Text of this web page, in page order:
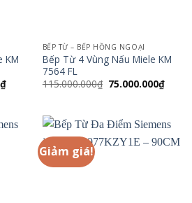
KM
₫Giá
hiện
52.000.000₫.
BẾP TỪ – BẾP HỒNG NGOẠI
Bếp Từ 4 Vùng Nấu Miele KM
7564 FL
115.000.000₫ Giá
75.000.000₫Giá
hiện
Giảm giá!